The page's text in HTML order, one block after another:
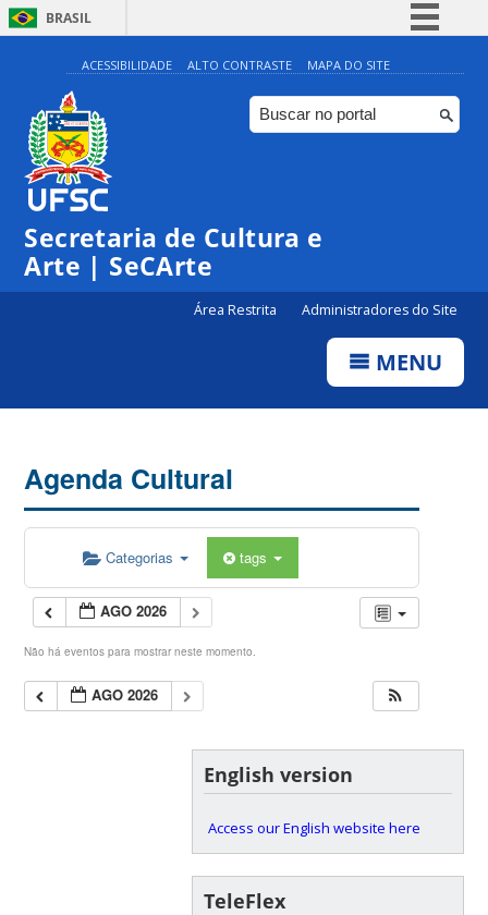
BRASIL
Simplifique!
Comunica BR
Participe
ACESSIBILIDADE ALTO CONTRASTE MAPA DO SITE
Secretaria de Cultura e
Arte | SeCArte
Área Restrita Administradores do Site
MENU
Agenda Cultural
Categorias tags
AGO 2026
Não há eventos para mostrar neste momento.
AGO 2026
English version
Access our English website here
TeleFlex